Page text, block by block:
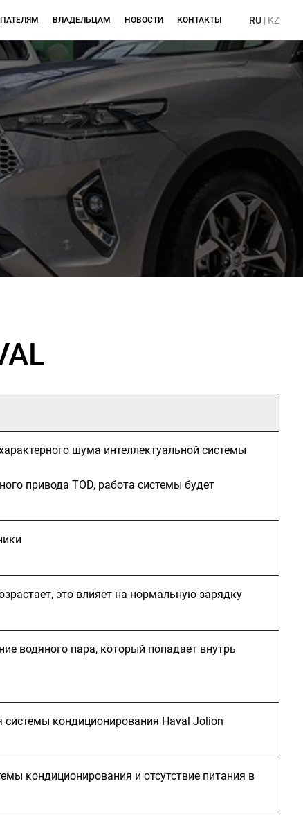
ВЛАДЕЛЬЦАМ НОВОСТИ КОНТАКТЫ RU | KZ
шума интеллектуальной системы
привода TOD, работа системы будет
это влияет на нормальную зарядку
водяного пара, который попадает внутрь
системы кондиционирования Haval Jolion
кондиционирования и отсутствие питания в